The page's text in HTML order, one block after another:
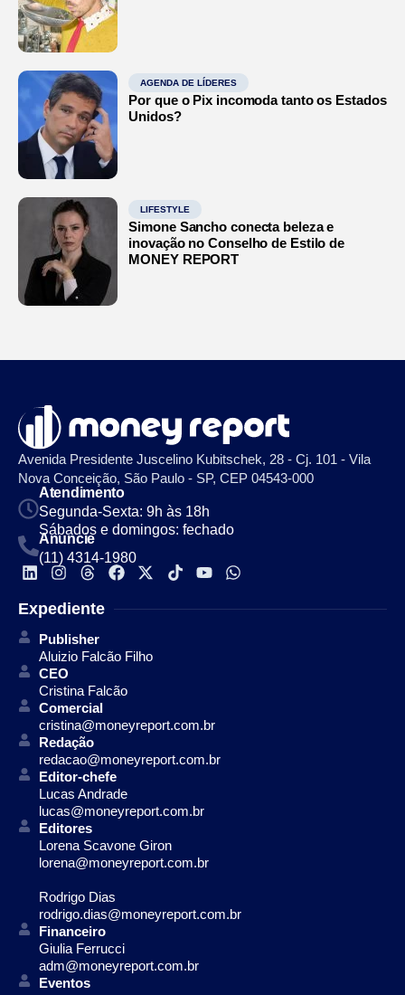
AGENDA DE LÍDERES
Por que o Pix incomoda tanto os Estados
Unidos?
LIFESTYLE
Simone Sancho conecta beleza e
inovação no Conselho de Estilo de
MONEY REPORT
Avenida Presidente Juscelino Kubitschek, 28 - Cj. 101 - Vila
Nova Conceição, São Paulo - SP, CEP 04543-000
Atendimento
Segunda-Sexta: 9h às 18h
Sábados e domingos: fechado
Anuncie
(11) 4314-1980
Expediente
Publisher
Aluizio Falcão Filho
CEO
Cristina Falcão
Comercial
cristina@moneyreport.com.br
Redação
redacao@moneyreport.com.br
Editor-chefe
Lucas Andrade
lucas@moneyreport.com.br
Editores
Lorena Scavone Giron
lorena@moneyreport.com.br
Rodrigo Dias
rodrigo.dias@moneyreport.com.br
Financeiro
Giulia Ferrucci
adm@moneyreport.com.br
Eventos